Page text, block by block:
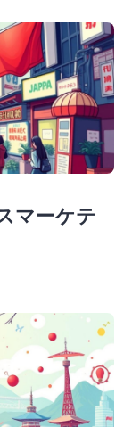
マーケテ